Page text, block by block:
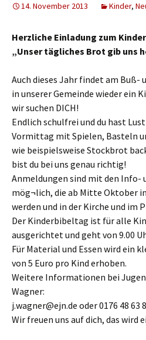
14. November 2013 Kinder,
Herzliche Einladung zum
„Unser tägliches Brot gib uns
Auch dieses Jahr findet am Buß-
in unserer Gemeinde wieder ein
wir suchen DICH!
Endlich schulfrei und du hast
Vormittag mit Spielen, Basteln
wie beispielsweise Stockbrot
bist du bei uns genau richtig!
Anmeldungen sind mit den Info-
mög¬lich, die ab Mitte Oktober
werden und in der Kirche und im
Der Kinderbibeltag ist für alle
ausgerichtet und geht von 9.00
Für Material und Essen wird ein
von 5 Euro pro Kind erhoben.
Weitere Informationen bei
Wagner:
j.wagner@ejn.de oder 0176 48 63
Wir freuen uns auf dich, das wird